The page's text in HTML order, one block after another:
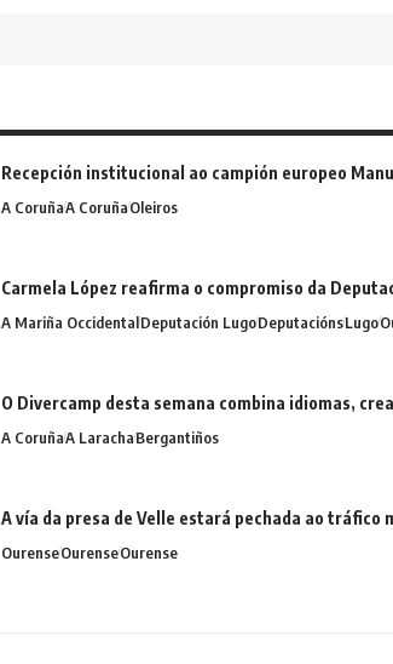
Recepción institucional ao campión europeo
A CoruñaA CoruñaOleiros
Carmela López reafirma o compromiso da
A Mariña OccidentalDeputación LugoDeputaciónsLugo
O Divercamp desta semana combina idiomas,
A CoruñaA LarachaBergantiños
A vía da presa de Velle estará pechada ao
OurenseOurenseOurense